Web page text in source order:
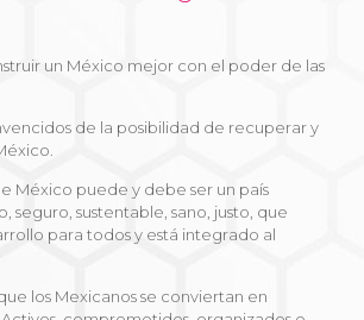
un México mejor con el poder de las
de la posibilidad de recuperar y
México puede y debe ser un país
seguro, sustentable, sano, justo, que
para todos y está integrado al
los Mexicanos se conviertan en